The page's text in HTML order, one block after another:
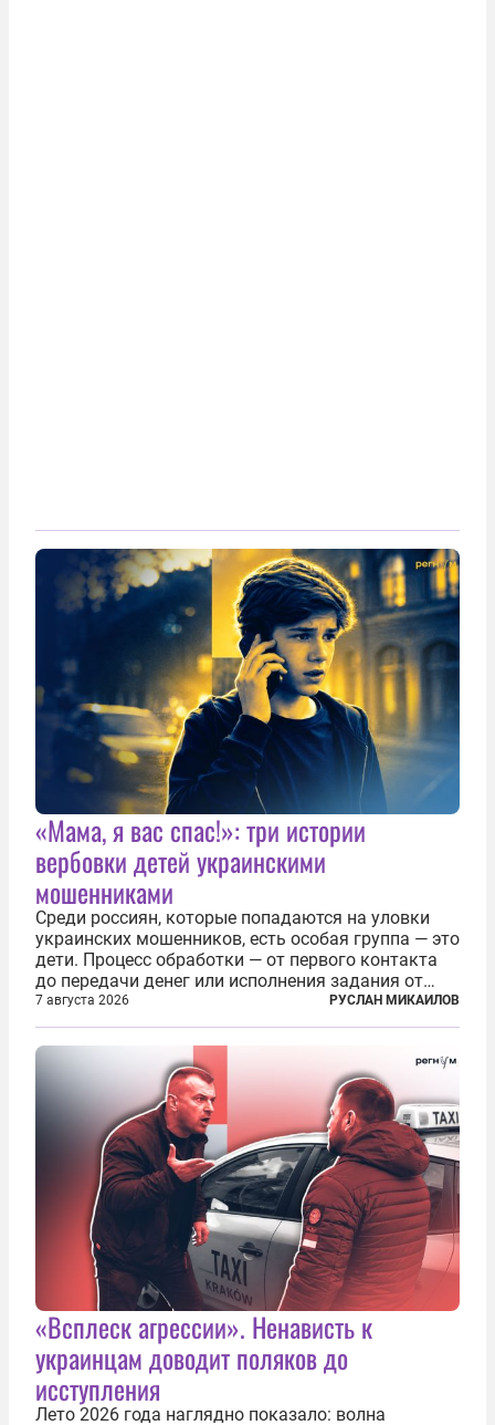
«Мама, я вас спас!»: три истории
вербовки детей украинскими
мошенниками
Среди россиян, которые попадаются на уловки
украинских мошенников, есть особая группа — это
дети. Процесс обработки — от первого контакта
до передачи денег или исполнения задания от
кураторов может занять от двух часов до
нескольких месяцев. Детей превращают в
послушных исполнителей, которые...
7 августа 2026 РУСЛАН МИКАИЛОВ
«Всплеск агрессии». Ненависть к
украинцам доводит поляков до
исступления
Лето 2026 года наглядно показало: волна